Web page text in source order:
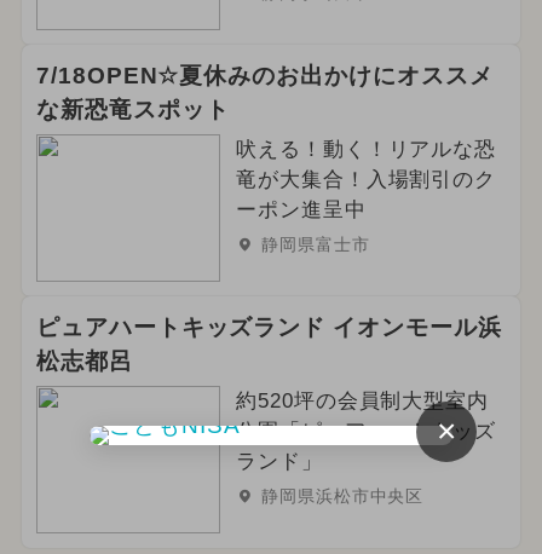
7/18OPEN☆夏休みのお出かけにオススメ
な新恐竜スポット
吠える！動く！リアルな恐
竜が大集合！入場割引のク
ーポン進呈中
静岡県富士市
ピュアハートキッズランド イオンモール浜
松志都呂
約520坪の会員制大型室内
公園「ピュアハートキッズ
ランド」
静岡県浜松市中央区
×